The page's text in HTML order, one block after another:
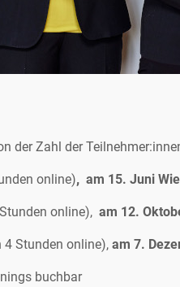
der Zahl der
online), am 15. Juni
online), am 12.
4 Stunden online), am 7.
buchbar